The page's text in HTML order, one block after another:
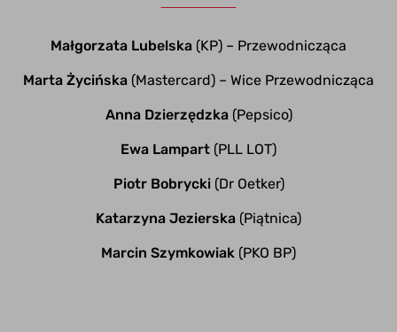
Małgorzata Lubelska (KP) – Przewodnicząca​
Marta Życińska (Mastercard) – Wice Przewodnicząca​
Anna Dzierzędzka(Pepsico)
Ewa Lampart (PLL LOT)
Piotr Bobrycki(Dr Oetker)​
Katarzyna Jezierska (Piątnica)
Marcin Szymkowiak (PKO BP)